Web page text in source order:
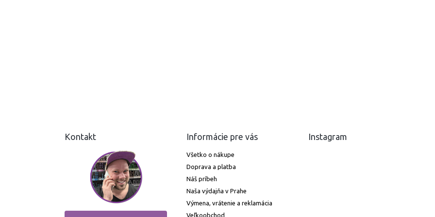
Kontakt Informácie pre vás
Všetko o nákupe
Doprava a platba
Náš príbeh
Naša výdajňa v Prahe
Výmena, vrátenie a reklamácia
Veľkoobchod
Instagram